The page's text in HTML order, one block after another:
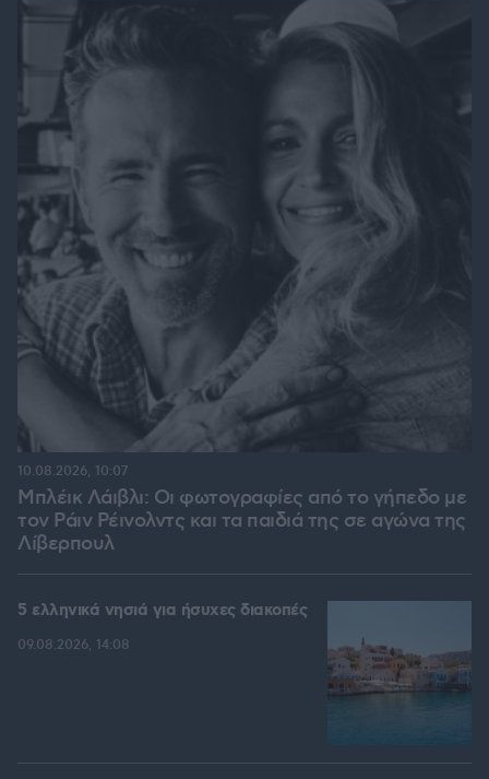
Μπλέικ Λάιβλι: Οι φωτογραφίες από το γήπεδο με
τον Ράιν Ρέινολντς και τα παιδιά της σε αγώνα της
Λίβερπουλ
10.08.2026, 10:07
5 ελληνικά νησιά για ήσυχες διακοπές
09.08.2026, 14:08